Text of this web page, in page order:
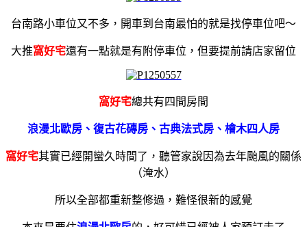
台南路小車位又不多，開車到台南最怕的就是找停車位吧～
大推窩好宅還有一點就是有附停車位，但要提前請店家留位
窩好宅總共有四間房間
浪漫北歐房、復古花磚房、古典法式房、檜木四人房
窩好宅其實已經開蠻久時間了，聽管家說因為去年颱風的關係
（淹水）
所以全部都重新整修過，難怪很新的感覺